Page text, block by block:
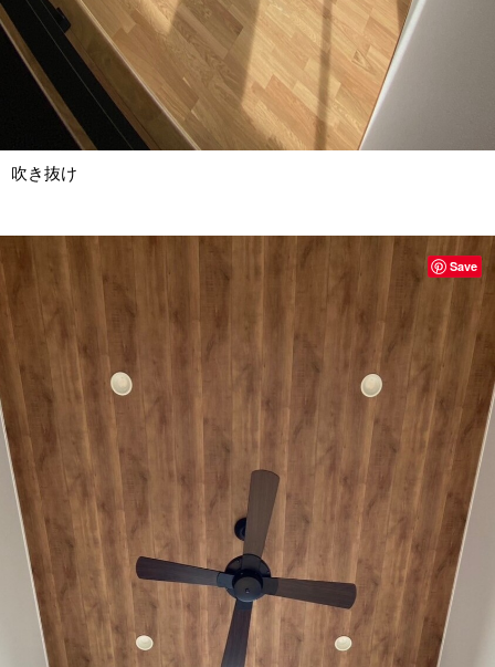
吹き抜け
Save